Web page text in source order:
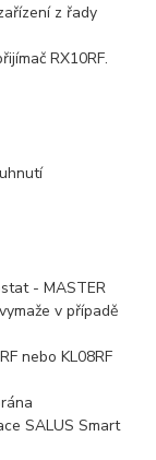
z řady
RX10RF.
- MASTER
v případě
nebo KL08RF
SALUS Smart